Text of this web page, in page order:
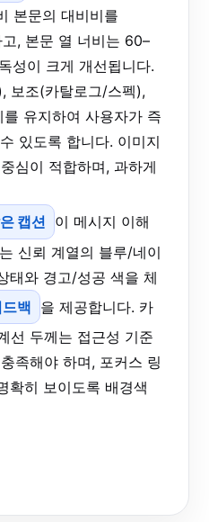
본문의 대비비를
, 본문 열 너비는 60–
성이 크게 개선됩니다.
보조(카탈로그/스펙),
유지하여 사용자가 즉
있도록 합니다. 이미지
심이 적합하며, 과하게
캡션 이 메시지 이해
신뢰 계열의 블루/네이
태와 경고/성공 색을 체
백
을 제공합니다. 카
선 두께는 접근성 기준
족해야 하며, 포커스 링
확히 보이도록 배경색